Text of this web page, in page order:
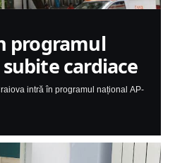
programul
cardiace
intră în programul național AP-